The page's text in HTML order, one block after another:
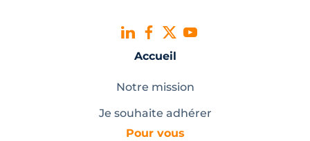
Accueil
Notre mission
Je souhaite adhérer
Pour vous